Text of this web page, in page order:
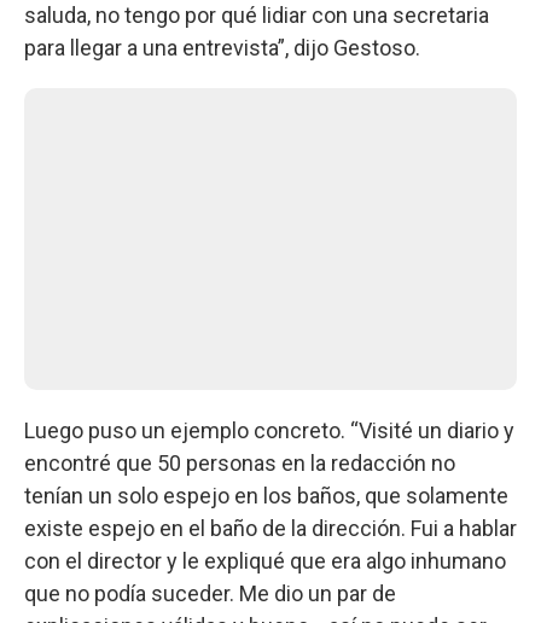
saluda, no tengo por qué lidiar con una secretaria
para llegar a una entrevista”, dijo Gestoso.
Luego puso un ejemplo concreto. “Visité un diario y
encontré que 50 personas en la redacción no
tenían un solo espejo en los baños, que solamente
existe espejo en el baño de la dirección. Fui a hablar
con el director y le expliqué que era algo inhumano
que no podía suceder. Me dio un par de